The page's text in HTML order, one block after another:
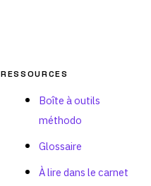
RESSOURCES
Boîte à outils
méthodo
Glossaire
À lire dans le carnet